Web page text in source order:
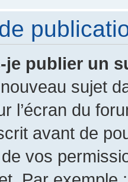
je publier un
sujet
l’écran du
avant de
vos